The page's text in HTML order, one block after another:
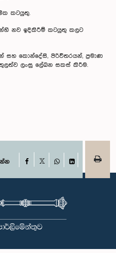
කටයුතු.
නව ඉදිකිරීම් කටයුතු කලට
සහ කොන්දේසි, පිරිවිතරයන්, ප්‍රමාණ
ලංසු ලේඛන සකස් කිරීම.
Facebook
WhatsAppLinkedIn